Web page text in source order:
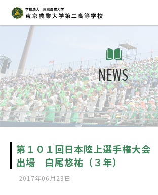
NEWS
第１０１回日本陸上選手権大会
出場 白尾悠祐（３年）
2017年06月23日